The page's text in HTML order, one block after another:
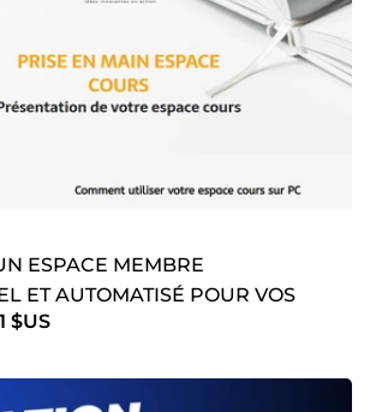
ESPACE MEMBRE
ET AUTOMATISÉ POUR VOS
SYSTÈME.IO
$US